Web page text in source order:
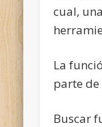
cual,
La
parte de
Buscar